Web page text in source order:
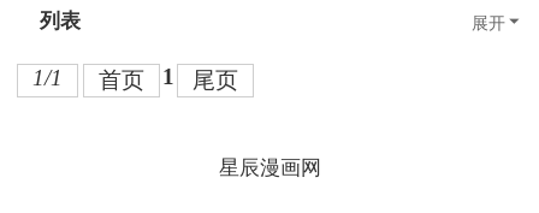
列表 展开
1/1 首页 1 尾页
星辰漫画网